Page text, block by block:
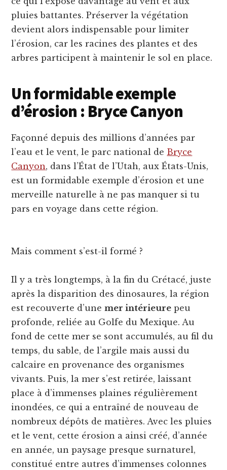
pluies battantes. Préserver la végétation
devient alors indispensable pour limiter
l’érosion, car les racines des plantes et des
arbres participent à maintenir le sol en place.
Un formidable exemple
d’érosion : Bryce Canyon
Façonné depuis des millions d’années par
l’eau et le vent, le parc national de Bryce
Canyon, dans l’État de l’Utah, aux États-Unis,
est un formidable exemple d’érosion et une
merveille naturelle à ne pas manquer si tu
pars en voyage dans cette région.
Mais comment s’est-il formé ?
Il y a très longtemps, à la fin du Crétacé, juste
après la disparition des dinosaures, la région
est recouverte d’unemer intérieure peu
profonde, reliée au Golfe du Mexique. Au
fond de cette mer se sont accumulés, au fil du
temps, du sable, de l’argile mais aussi du
calcaire en provenance des organismes
vivants. Puis, la mer s’est retirée, laissant
place à d’immenses plaines régulièrement
inondées, ce qui a entraîné de nouveau de
nombreux dépôts de matières. Avec les pluies
et le vent, cette érosion a ainsi créé, d’année
en année, un paysage presque surnaturel,
constitué entre autres d’immenses colonnes